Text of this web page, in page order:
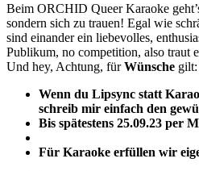
Beim ORCHID Queer Karaoke
sondern sich zu trauen! Egal wie
sind einander ein liebevolles,
Publikum, no competition, also traut
Und hey, Achtung, fürWünsche gilt:
Wenn du Lipsync statt
schreib mir einfach den
Bis spätestens 25.09.23 per
Für Karaoke erfüllen wir